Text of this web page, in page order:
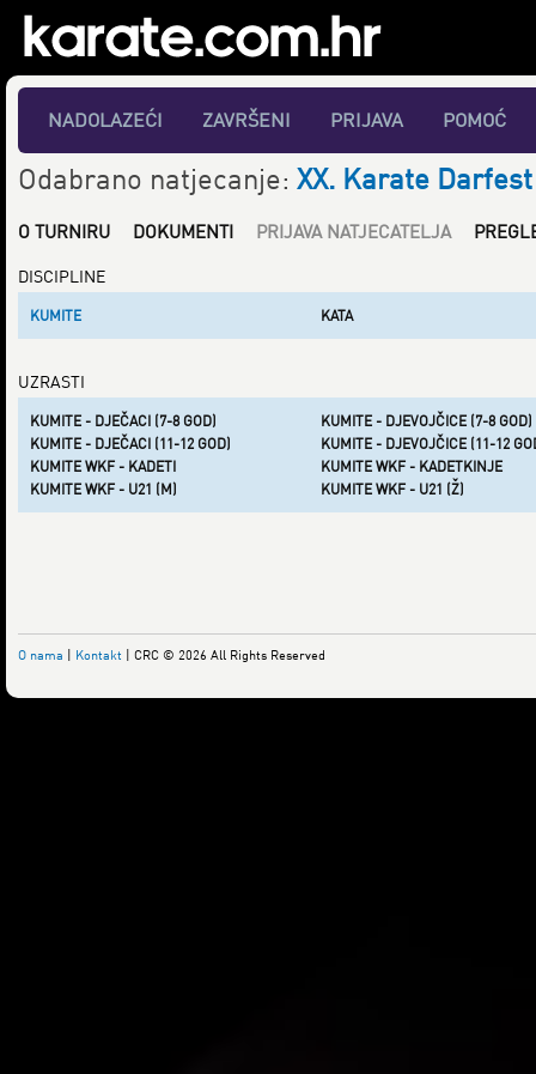
NADOLAZEĆI ZAVRŠENI PRIJAVA POMOĆ
Odabrano natjecanje: XX. Karate
O TURNIRU DOKUMENTI PRIJAVA NATJECATELJA
DISCIPLINE
KUMITE KATA
UZRASTI
KUMITE - DJEČACI (7-8 GOD)
KUMITE - DJEVOJČICE (7-8 GOD)
KUMITE - DJEČACI (11-12 GOD)
KUMITE - DJEVOJČICE (11-12
KUMITE WKF - KADETI
KUMITE WKF - KADETKINJE
KUMITE WKF - U21 (M)
KUMITE WKF - U21 (Ž)
O nama | Kontakt | CRC © 2026 All Rights Reserved